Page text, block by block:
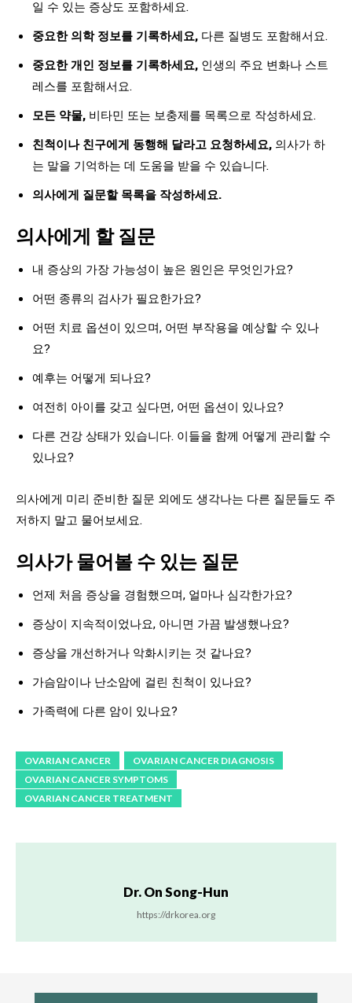
일 수 있는 증상도 포함하세요.
중요한 의학 정보를 기록하세요, 다른 질병도 포함해서요.
중요한 개인 정보를 기록하세요, 인생의 주요 변화나 스트
레스를 포함해서요.
모든 약물, 비타민 또는 보충제를 목록으로 작성하세요.
친척이나 친구에게 동행해 달라고 요청하세요, 의사가 하
는 말을 기억하는 데 도움을 받을 수 있습니다.
의사에게 질문할 목록을 작성하세요.
의사에게 할 질문
내 증상의 가장 가능성이 높은 원인은 무엇인가요?
어떤 종류의 검사가 필요한가요?
어떤 치료 옵션이 있으며, 어떤 부작용을 예상할 수 있나
요?
예후는 어떻게 되나요?
여전히 아이를 갖고 싶다면, 어떤 옵션이 있나요?
다른 건강 상태가 있습니다. 이들을 함께 어떻게 관리할 수
있나요?
의사에게 미리 준비한 질문 외에도 생각나는 다른 질문들도 주
저하지 말고 물어보세요.
의사가 물어볼 수 있는 질문
언제 처음 증상을 경험했으며, 얼마나 심각한가요?
증상이 지속적이었나요, 아니면 가끔 발생했나요?
증상을 개선하거나 악화시키는 것 같나요?
가슴암이나 난소암에 걸린 친척이 있나요?
가족력에 다른 암이 있나요?
OVARIAN CANCER
OVARIAN CANCER DIAGNOSIS
OVARIAN CANCER SYMPTOMS
OVARIAN CANCER TREATMENT
Dr. On Song-Hun
https://drkorea.org